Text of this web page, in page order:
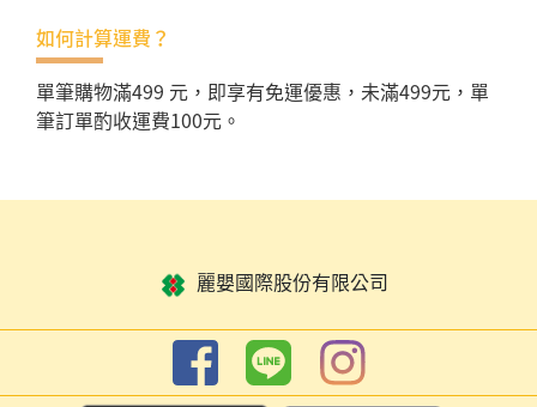
如何計算運費？
單筆購物滿499 元，即享有免運優惠，未滿499元，單
筆訂單酌收運費100元。
麗嬰國際股份有限公司